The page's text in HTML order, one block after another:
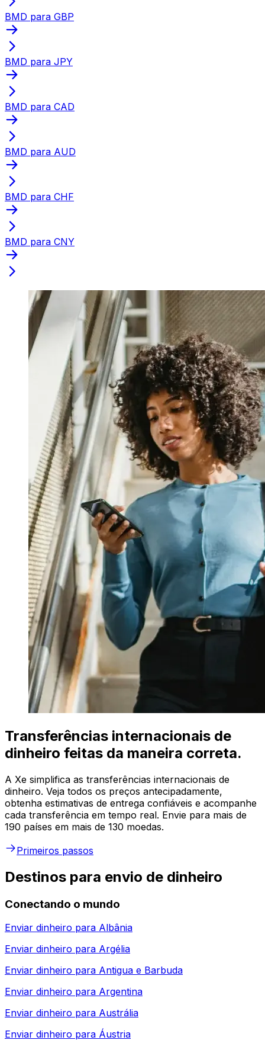
BMD para GBP
BMD para JPY
BMD para CAD
BMD para AUD
BMD para CHF
BMD para CNY
Transferências internacionais de
dinheiro feitas da maneira correta.
A Xe simplifica as transferências internacionais de
dinheiro. Veja todos os preços antecipadamente,
obtenha estimativas de entrega confiáveis e acompanhe
cada transferência em tempo real. Envie para mais de
190 países em mais de 130 moedas.
Primeiros passos
Destinos para envio de dinheiro
Conectando o mundo
Enviar dinheiro para Albânia
Enviar dinheiro para Argélia
Enviar dinheiro para Antigua e Barbuda
Enviar dinheiro para Argentina
Enviar dinheiro para Austrália
Enviar dinheiro para Áustria